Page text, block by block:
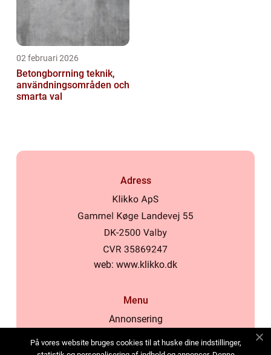
02 februari 2026
Betongborrning teknik,
användningsområden och
smarta val
Adress
web: www.klikko.dk
Menu
Annonsering
Cookies
På vores website bruges cookies til at huske dine indstillinger,